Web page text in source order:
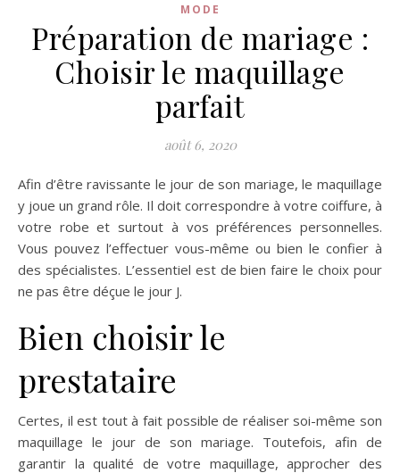
MODE
Préparation de mariage :
Choisir le maquillage
parfait
août 6, 2020
Afin d’être ravissante le jour de son mariage, le maquillage
y joue un grand rôle. Il doit correspondre à votre coiffure, à
votre robe et surtout à vos préférences personnelles.
Vous pouvez l’effectuer vous-même ou bien le confier à
des spécialistes. L’essentiel est de bien faire le choix pour
ne pas être déçue le jour J.
Bien choisir le
prestataire
Certes, il est tout à fait possible de réaliser soi-même son
maquillage le jour de son mariage. Toutefois, afin de
garantir la qualité de votre maquillage, approcher des